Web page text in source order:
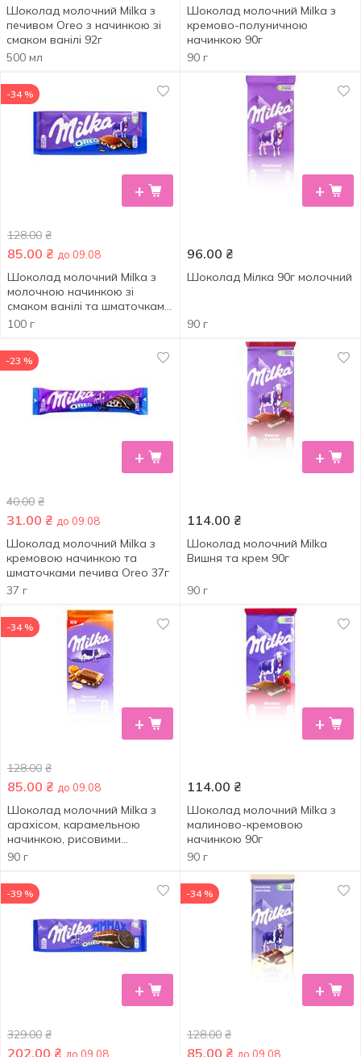
Шоколад молочний Milka з
печивом Oreo з начинкою зі
смаком ванілі 92г
500 мл
Шоколад молочний Milka з
кремово-полуничною
начинкою 90г
90 г
+
-34 %
128.00 ₴
85.00 ₴ до 09.08
Шоколад молочний Milka з
молочною начинкою зі
смаком ванілі та шматочками
печива Oreo 100г
100 г
+
96.00 ₴
Шоколад Мілка 90г молочний
90 г
+
-23 %
40.00 ₴
31.00 ₴ до 09.08
Шоколад молочний Milka з
кремовою начинкою та
шматочками печива Oreo 37г
37 г
+
114.00 ₴
Шоколад молочний Milka
Вишня та крем 90г
90 г
+
-34 %
128.00 ₴
85.00 ₴ до 09.08
Шоколад молочний Milka з
арахісом, карамельною
начинкою, рисовими
кульками та кукурудзяними
90 г
+
114.00 ₴
Шоколад молочний Milka з
малиново-кремовою
начинкою 90г
90 г
+
-39 %
329.00 ₴
202.00 ₴ до 09.08
+
-34 %
128.00 ₴
85.00 ₴ до 09.08